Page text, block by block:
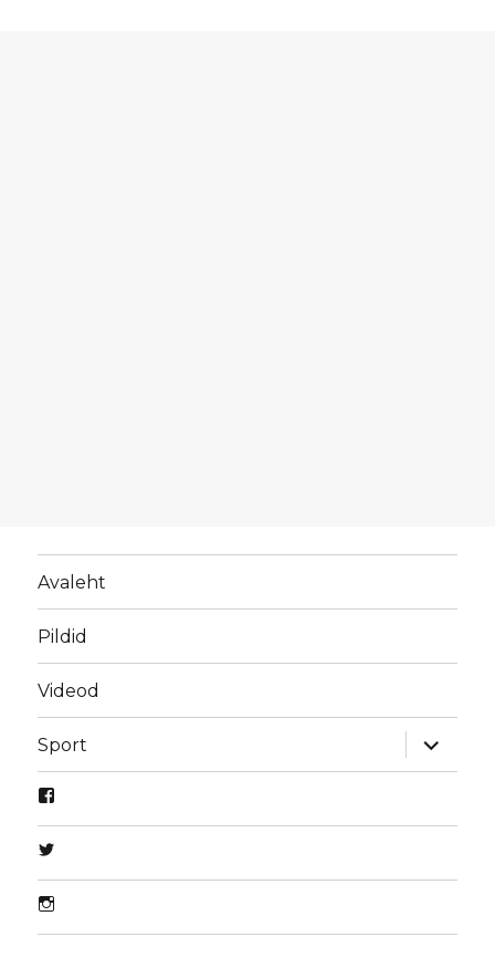
Avaleht
Pildid
Videod
Sport
laienda